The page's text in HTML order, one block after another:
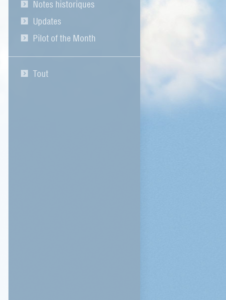
Notes historiques
Updates
Pilot of the Month
Tout